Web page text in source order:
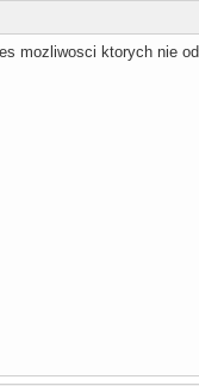
mozliwosci ktorych nie